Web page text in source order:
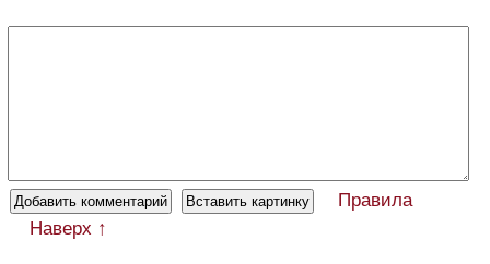
Правила
Наверх ↑